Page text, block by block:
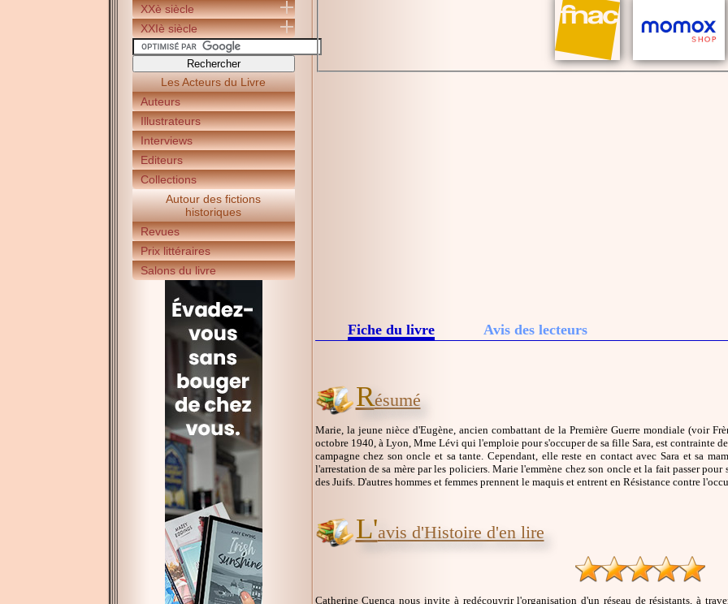
XXè siècle
XXIè siècle
Les Acteurs du Livre
Auteurs
Illustrateurs
Interviews
Editeurs
Collections
Autour des fictions
historiques
Revues
Prix littéraires
Salons du livre
Fiche du livre Avis des lecteurs
Résumé
Marie, la jeune nièce d'Eugène, ancien combattant de la Première Guerre mondiale (voir
octobre 1940, à Lyon, Mme Lévi qui l'emploie pour s'occuper de sa fille Sara, est contrainte
campagne chez son oncle et sa tante. Cependant, elle reste en contact avec Sara et sa
l'arrestation de sa mère par les policiers. Marie l'emmène chez son oncle et la fait passer
des Juifs. D'autres hommes et femmes prennent le maquis et entrent en Résistance contre
L'avis d'Histoire d'en lire
Catherine Cuenca nous invite à redécouvrir l'organisation d'un réseau de résistants, à